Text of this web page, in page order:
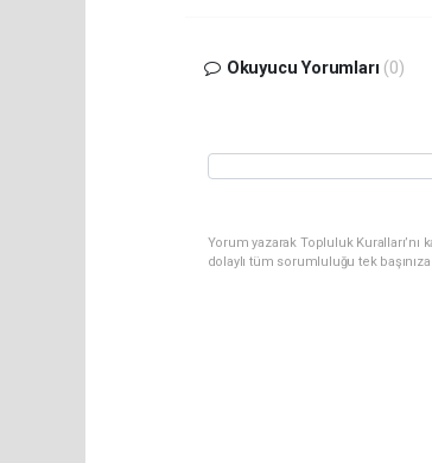
Okuyucu Yorumları (0)
Yorum yazarak Topluluk
dolaylı tüm sorumluluğu tek